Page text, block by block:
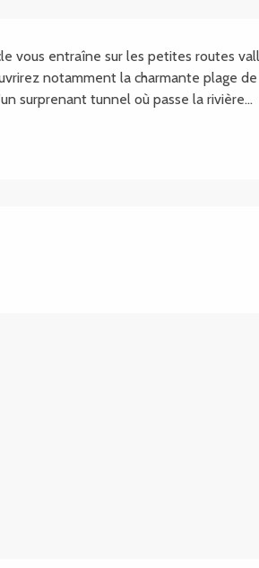
vous entraîne sur les petites routes
notamment la charmante plage
surprenant tunnel où passe la rivière...